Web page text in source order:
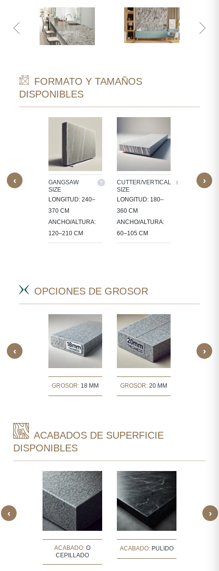
FORMATO Y TAMAÑOS
DISPONIBLES
‹
SIZE
GANGSAW
SIZE
LONGITUD: 240–
370 CM
ANCHO/ALTURA:
120–210 CM
CUTTER/VERTICAL
SIZE
LONGITUD: 180–
360 CM
ANCHO/ALTURA:
60–105 CM
TILES
›
OPCIONES DE GROSOR
‹
GROSOR: 18 MM GROSOR: 20 MM
›
ACABADOS DE SUPERFICIE
DISPONIBLES
‹
ACABADO: O
CEPILLADO
ACABADO: PULIDO
›